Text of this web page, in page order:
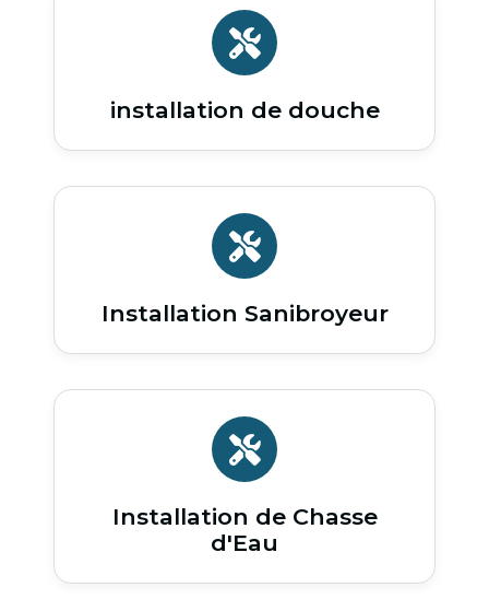
installation de douche
Installation Sanibroyeur
Installation de Chasse
d'Eau